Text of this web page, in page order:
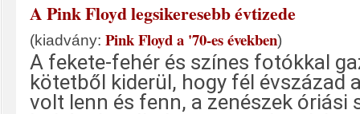
A Pink Floyd legsikeresebb évtizede
(kiadvány: Pink Floyd a '70-es években)
A fekete-fehér és színes fotókkal
kötetből kiderül, hogy fél évszázad
volt lenn és fenn, a zenészek óriási